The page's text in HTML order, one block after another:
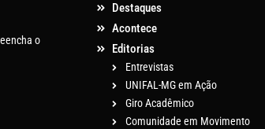
o
Destaques
Acontece
Editorias
Entrevistas
UNIFAL-MG em Ação
Giro Acadêmico
Comunidade em Movimento